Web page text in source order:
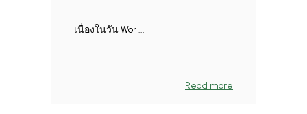
เนื่องในวัน Wor ...
Read more